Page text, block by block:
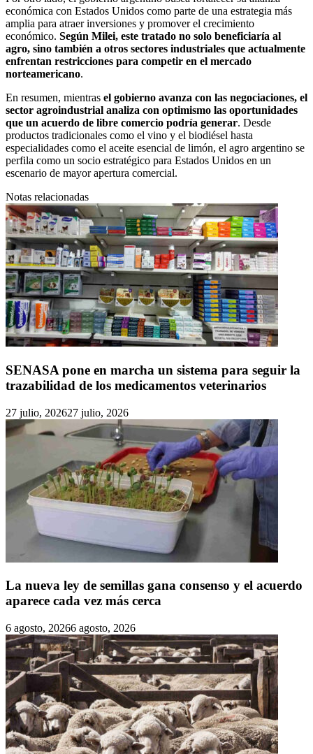
económica con Estados Unidos como parte de una estrategia más
amplia para atraer inversiones y promover el crecimiento
económico. Según Milei, este tratado no solo beneficiaría al
agro, sino también a otros sectores industriales que actualmente
enfrentan restricciones para competir en el mercado
norteamericano.
En resumen, mientras el gobierno avanza con las negociaciones, el
sector agroindustrial analiza con optimismo las oportunidades
que un acuerdo de libre comercio podría generar. Desde
productos tradicionales como el vino y el biodiésel hasta
especialidades como el aceite esencial de limón, el agro argentino se
perfila como un socio estratégico para Estados Unidos en un
escenario de mayor apertura comercial.
Notas relacionadas
SENASA pone en marcha un sistema para seguir la
trazabilidad de los medicamentos veterinarios
27 julio, 202627 julio, 2026
La nueva ley de semillas gana consenso y el acuerdo
aparece cada vez más cerca
6 agosto, 20266 agosto, 2026